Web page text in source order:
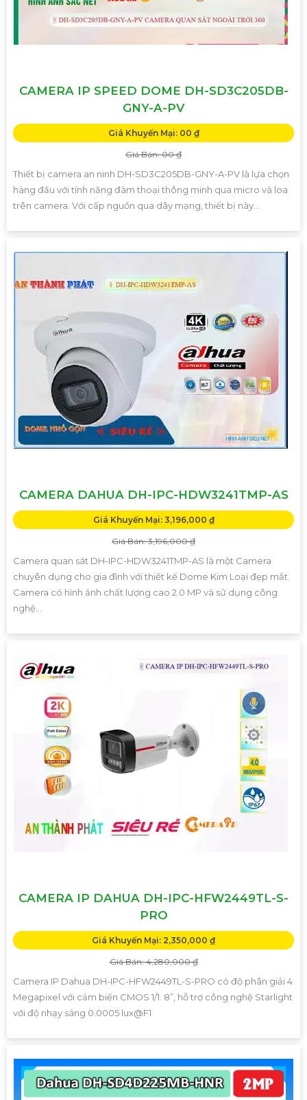
CAMERA IP SPEED DOME DH-SD3C205DB-
GNY-A-PV
Giá Khuyến Mại: 00 ₫
Giá Bán: 00 ₫
Thiết bị camera an ninh DH-SD3C205DB-GNY-A-PV là lựa chọn
hàng đầu với tính năng đàm thoại thông minh qua micro và loa
trên camera. Với cấp nguồn qua dây mạng, thiết bị này...
CAMERA DAHUA DH-IPC-HDW3241TMP-AS
Giá Khuyến Mại: 3,196,000 ₫
Giá Bán: 3,196,000 ₫
Camera quan sát DH-IPC-HDW3241TMP-AS là một Camera
chuyên dụng cho gia đình với thiết kế Dome Kim Loại đẹp mắt.
Camera có hình ảnh chất lượng cao 2.0 MP và sử dụng công
nghệ...
CAMERA IP DAHUA DH-IPC-HFW2449TL-S-
PRO
Giá Khuyến Mại: 2,350,000 ₫
Giá Bán: 4,280,000 ₫
Camera IP Dahua DH-IPC-HFW2449TL-S-PRO có độ phân giải 4
Megapixel với cảm biến CMOS 1/1. 8”, hỗ trợ công nghệ Starlight
với độ nhạy sáng 0.0005 lux@F1